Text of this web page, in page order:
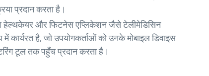
प्रदान करता है।
हेल्थकेयर और फिटनेस एप्लिकेशन जैसे टेलीमेडिसिन
है, जो उपयोगकर्ताओं को उनके मोबाइल डिवाइस
टूल तक पहुँच प्रदान करता है।